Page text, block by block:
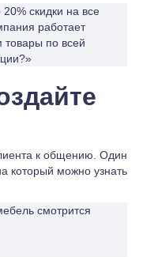
скидки на все
работает
товары по всей
к общению. Один
который можно узнать
смотрится